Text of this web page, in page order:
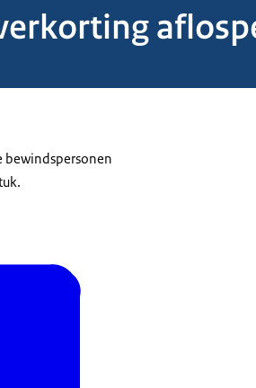
bewindspersonen